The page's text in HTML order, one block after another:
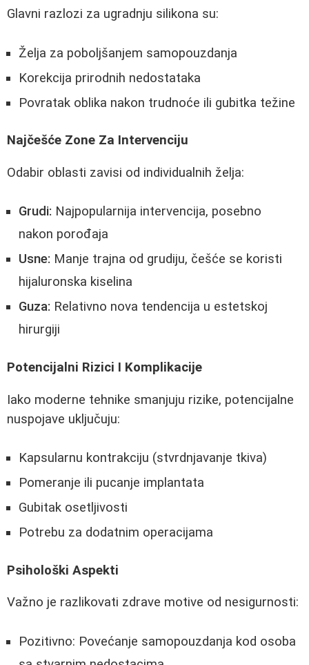
Glavni razlozi za ugradnju silikona su:
Želja za poboljšanjem samopouzdanja
Korekcija prirodnih nedostataka
Povratak oblika nakon trudnoće ili gubitka težine
Najčešće Zone Za Intervenciju
Odabir oblasti zavisi od individualnih želja:
Grudi: Najpopularnija intervencija, posebno
nakon porođaja
Usne: Manje trajna od grudiju, češće se koristi
hijaluronska kiselina
Guza: Relativno nova tendencija u estetskoj
hirurgiji
Potencijalni Rizici I Komplikacije
Iako moderne tehnike smanjuju rizike, potencijalne
nuspojave uključuju:
Kapsularnu kontrakciju (stvrdnjavanje tkiva)
Pomeranje ili pucanje implantata
Gubitak osetljivosti
Potrebu za dodatnim operacijama
Psihološki Aspekti
Važno je razlikovati zdrave motive od nesigurnosti:
Pozitivno: Povećanje samopouzdanja kod osoba